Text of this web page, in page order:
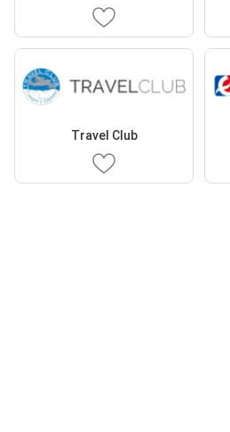
Travel Club